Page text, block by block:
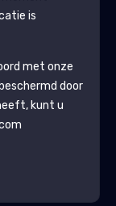
is
met onze
door
kunt u